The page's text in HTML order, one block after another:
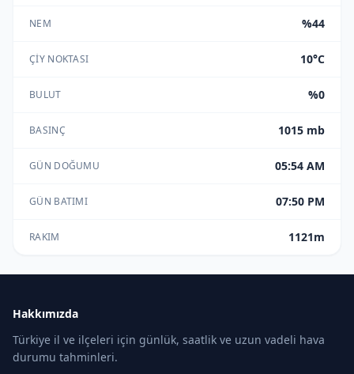
NEM %44
ÇIY NOKTASI 10°C
BULUT %0
BASINÇ 1015 mb
GÜN DOĞUMU 05:54 AM
GÜN BATIMI 07:50 PM
RAKIM 1121m
Hakkımızda
Türkiye il ve ilçeleri için günlük, saatlik ve uzun vadeli hava
durumu tahminleri.